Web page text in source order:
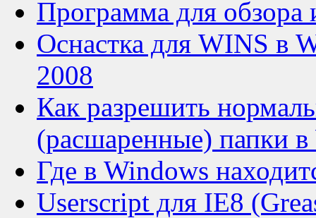
Программа для обзора
Оснастка для WINS в
2008
Как разрешить
(расшаренные) папки
Где в Windows
Userscript для IE8